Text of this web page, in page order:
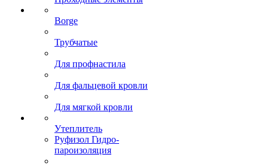
Borge
Трубчатые
Для профнастила
Для фальцевой кровли
Для мягкой кровли
Утеплитель
Руфизол Гидро-
пароизоляция